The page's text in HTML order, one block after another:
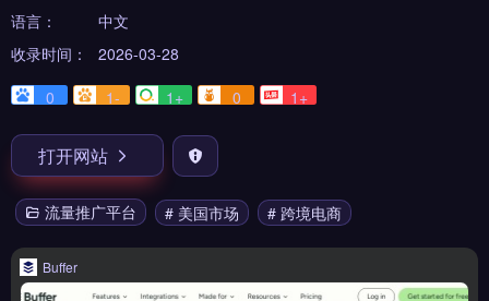
语言：
中文
收录时间：
2026-03-28
0
1- 1+ 0 1+
打开网站
流量推广平台 # 美国市场 # 跨境电商
Buffer